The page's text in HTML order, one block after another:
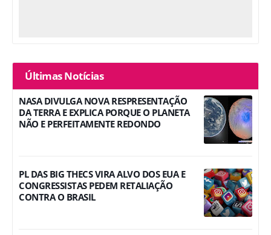
Últimas Notícias
NASA DIVULGA NOVA RESPRESENTAÇÃO
DA TERRA E EXPLICA PORQUE O PLANETA
NÃO E PERFEITAMENTE REDONDO
PL DAS BIG THECS VIRA ALVO DOS EUA E
CONGRESSISTAS PEDEM RETALIAÇÃO
CONTRA O BRASIL